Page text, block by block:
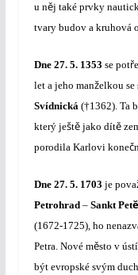
u něj také prvky
tvary budov a kruhová
Dne 27. 5. 1353 se potř
let a jeho manželkou se
Svídnická(†1362). Ta
který ještějako dítě
porodila Karlovi koneč
Dne 27. 5. 1703 je pova
Petrohrad – Sankt Petě
(1672-1725), ho
Petra. Nové město v
být evropské svým